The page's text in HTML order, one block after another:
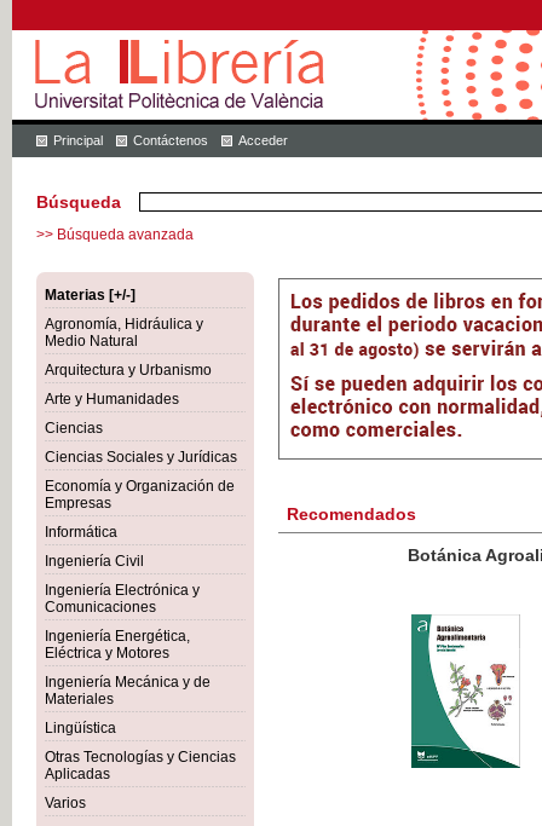
Principal Contáctenos Acceder
Búsqueda
>> Búsqueda avanzada
Materias [+/-]
Agronomía, Hidráulica y
Medio Natural
Arquitectura y Urbanismo
Arte y Humanidades
Ciencias
Ciencias Sociales y Jurídicas
Economía y Organización de
Empresas
Informática
Ingeniería Civil
Ingeniería Electrónica y
Comunicaciones
Ingeniería Energética,
Eléctrica y Motores
Ingeniería Mecánica y de
Materiales
Lingüística
Otras Tecnologías y Ciencias
Aplicadas
Varios
Recomendados
Botánica Agroalimentaria
IVA